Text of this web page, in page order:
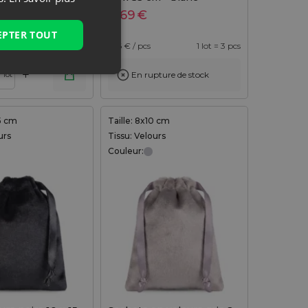
1 lot = 3 pcs
lot +
4,69€
1,56 € / pcs 1 lot = 3 pcs
En rupture de stock
cm
Taille: 8x10 cm
Tissu: Velours
Couleur:
TOUT